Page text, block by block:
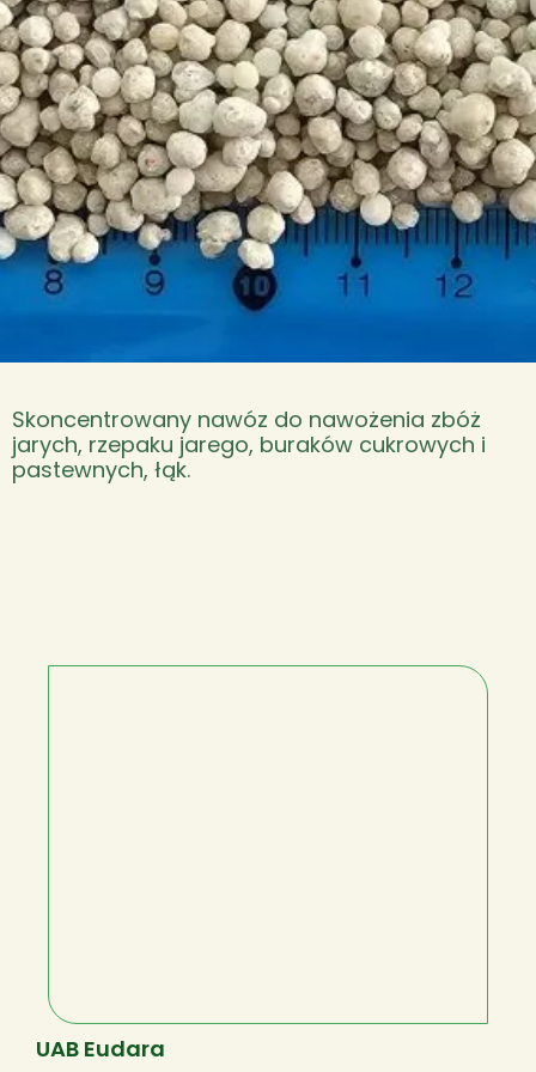
Skoncentrowany nawóz do nawożenia zbóż
jarych, rzepaku jarego, buraków cukrowych i
pastewnych, łąk.
UAB Eudara